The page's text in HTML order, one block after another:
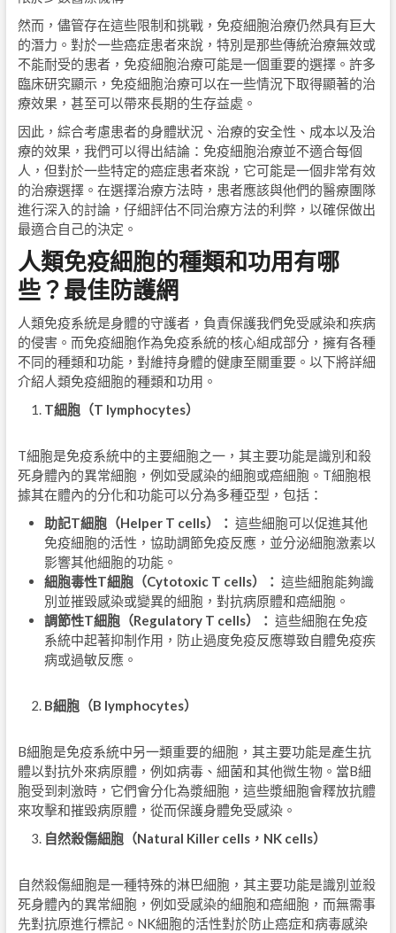
然而，儘管存在這些限制和挑戰，免疫細胞治療仍然具有巨大
的潛力。對於一些癌症患者來說，特別是那些傳統治療無效或
不能耐受的患者，免疫細胞治療可能是一個重要的選擇。許多
臨床研究顯示，免疫細胞治療可以在一些情況下取得顯著的治
療效果，甚至可以帶來長期的生存益處。
因此，綜合考慮患者的身體狀況、治療的安全性、成本以及治
療的效果，我們可以得出結論：免疫細胞治療並不適合每個
人，但對於一些特定的癌症患者來說，它可能是一個非常有效
的治療選擇。在選擇治療方法時，患者應該與他們的醫療團隊
進行深入的討論，仔細評估不同治療方法的利弊，以確保做出
最適合自己的決定。
人類免疫細胞的種類和功用有哪
些？最佳防護網
人類免疫系統是身體的守護者，負責保護我們免受感染和疾病
的侵害。而免疫細胞作為免疫系統的核心組成部分，擁有各種
不同的種類和功能，對維持身體的健康至關重要。以下將詳細
介紹人類免疫細胞的種類和功用。
T細胞（T lymphocytes）
T細胞是免疫系統中的主要細胞之一，其主要功能是識別和殺
死身體內的異常細胞，例如受感染的細胞或癌細胞。T細胞根
據其在體內的分化和功能可以分為多種亞型，包括：
助記T細胞（Helper T cells）： 這些細胞可以促進其他
免疫細胞的活性，協助調節免疫反應，並分泌細胞激素以
影響其他細胞的功能。
細胞毒性T細胞（Cytotoxic T cells）： 這些細胞能夠識
別並摧毀感染或變異的細胞，對抗病原體和癌細胞。
調節性T細胞（Regulatory T cells）： 這些細胞在免疫
系統中起著抑制作用，防止過度免疫反應導致自體免疫疾
病或過敏反應。
B細胞（B lymphocytes）
B細胞是免疫系統中另一類重要的細胞，其主要功能是產生抗
體以對抗外來病原體，例如病毒、細菌和其他微生物。當B細
胞受到刺激時，它們會分化為漿細胞，這些漿細胞會釋放抗體
來攻擊和摧毀病原體，從而保護身體免受感染。
自然殺傷細胞（Natural Killer cells， NK cells）
自然殺傷細胞是一種特殊的淋巴細胞，其主要功能是識別並殺
死身體內的異常細胞，例如受感染的細胞和癌細胞，而無需事
先對抗原進行標記。NK細胞的活性對於防止癌症和病毒感染